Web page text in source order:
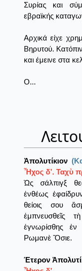
Συρίας και
εβραϊκής
Αρχικά είχε
Βηρυτού.
και έμεινε στα
Ο...
Ἀπολυτίκιον
Ἦχος δ’. Ταχὺ
Ὡς σάλπιγξ
ἐνθέως
θείοις σου
ἐμπνευσθεῖς
ἐγνωρίσθης
Ρωμανὲ Ὅσιε.
Έτερον